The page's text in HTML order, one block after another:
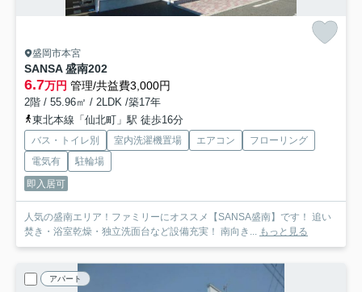
盛岡市本宮
SANSA 盛南202
6.7万円 管理/共益費3,000円
2階 / 55.96㎡ / 2LDK /築17年
東北本線「仙北町」駅 徒歩16分
バス・トイレ別 室内洗濯機置場 エアコン
フローリング
電気有
駐輪場
即入居可
人気の盛南エリア！ファミリーにオススメ【SANSA盛南】です！ 追い
焚き・浴室乾燥・独立洗面台など設備充実！ 南向き...
もっと見る
アパート